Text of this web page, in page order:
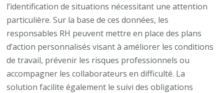
l’identification de situations nécessitant une attention
particulière. Sur la base de ces données, les
responsables RH peuvent mettre en place des plans
d’action personnalisés visant à améliorer les conditions
de travail, prévenir les risques professionnels ou
accompagner les collaborateurs en difficulté. La
solution facilite également le suivi des obligations